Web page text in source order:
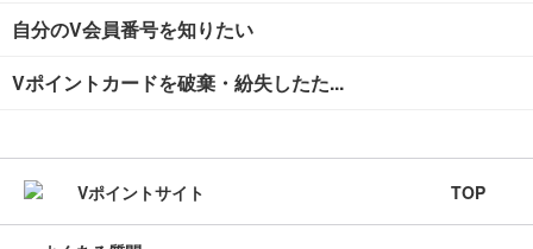
自分のV会員番号を知りたい
Vポイントカードを破棄・紛失したた...
TOP